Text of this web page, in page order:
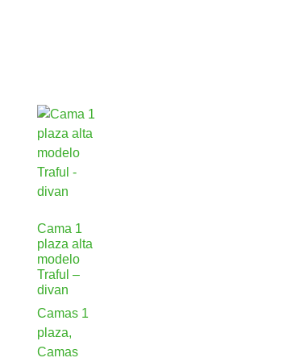
Cama 1
plaza alta
modelo
Traful –
divan
Camas 1
plaza,
Camas